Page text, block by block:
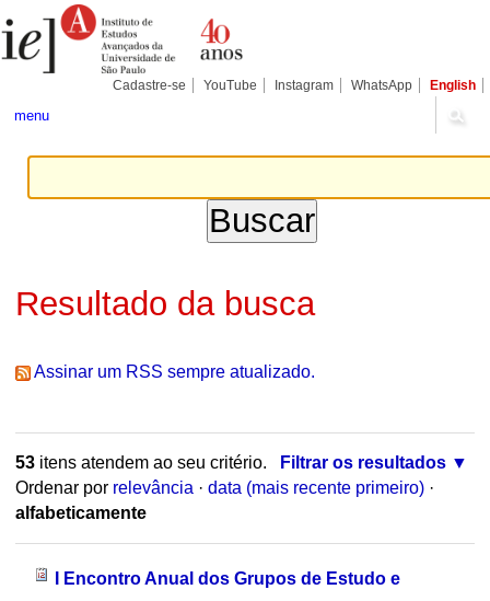
para
conteúdo.
Pessoais
Cadastre-se YouTube Instagram WhatsApp English
menu
Resultado da busca
Assinar um RSS sempre atualizado.
53itens atendem ao seu critério.
Filtrar os resultados
Ordenar por relevância · data (mais recente primeiro) ·
alfabeticamente
I Encontro Anual dos Grupos de Estudo e